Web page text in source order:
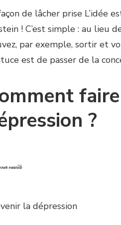
de lâcher prise L’idée
! C’est simple : au lieu
par exemple, sortir et
est de passer de la
?
la dépression